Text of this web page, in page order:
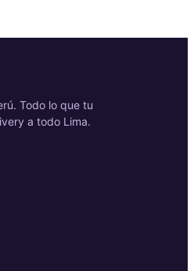
Todo lo que tu
a todo Lima.